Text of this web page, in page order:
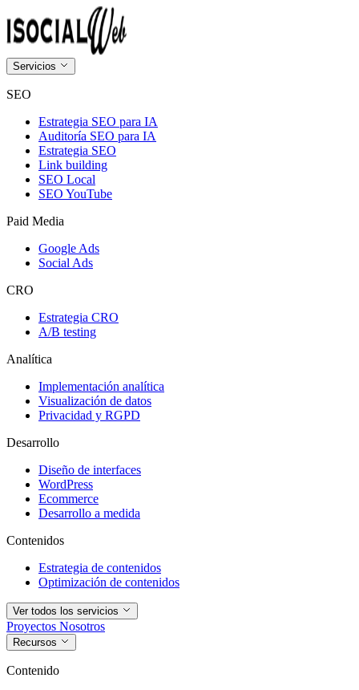
Servicios
SEO
Estrategia SEO para IA
Auditoría SEO para IA
Estrategia SEO
Link building
SEO Local
SEO YouTube
Paid Media
Google Ads
Social Ads
CRO
Estrategia CRO
A/B testing
Analítica
Implementación analítica
Visualización de datos
Privacidad y RGPD
Desarrollo
Diseño de interfaces
WordPress
Ecommerce
Desarrollo a medida
Contenidos
Estrategia de contenidos
Optimización de contenidos
Ver todos los servicios
Proyectos Nosotros
Recursos
Contenido